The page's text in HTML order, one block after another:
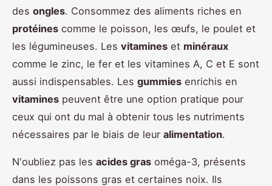
des ongles. Consommez des aliments riches en
protéines comme le poisson, les œufs, le poulet et
les légumineuses. Les vitamines et minéraux
comme le zinc, le fer et les vitamines A, C et E sont
aussi indispensables. Les gummies enrichis en
vitamines peuvent être une option pratique pour
ceux qui ont du mal à obtenir tous les nutriments
nécessaires par le biais de leur alimentation.
N'oubliez pas les acides gras oméga-3, présents
dans les poissons gras et certaines noix. Ils